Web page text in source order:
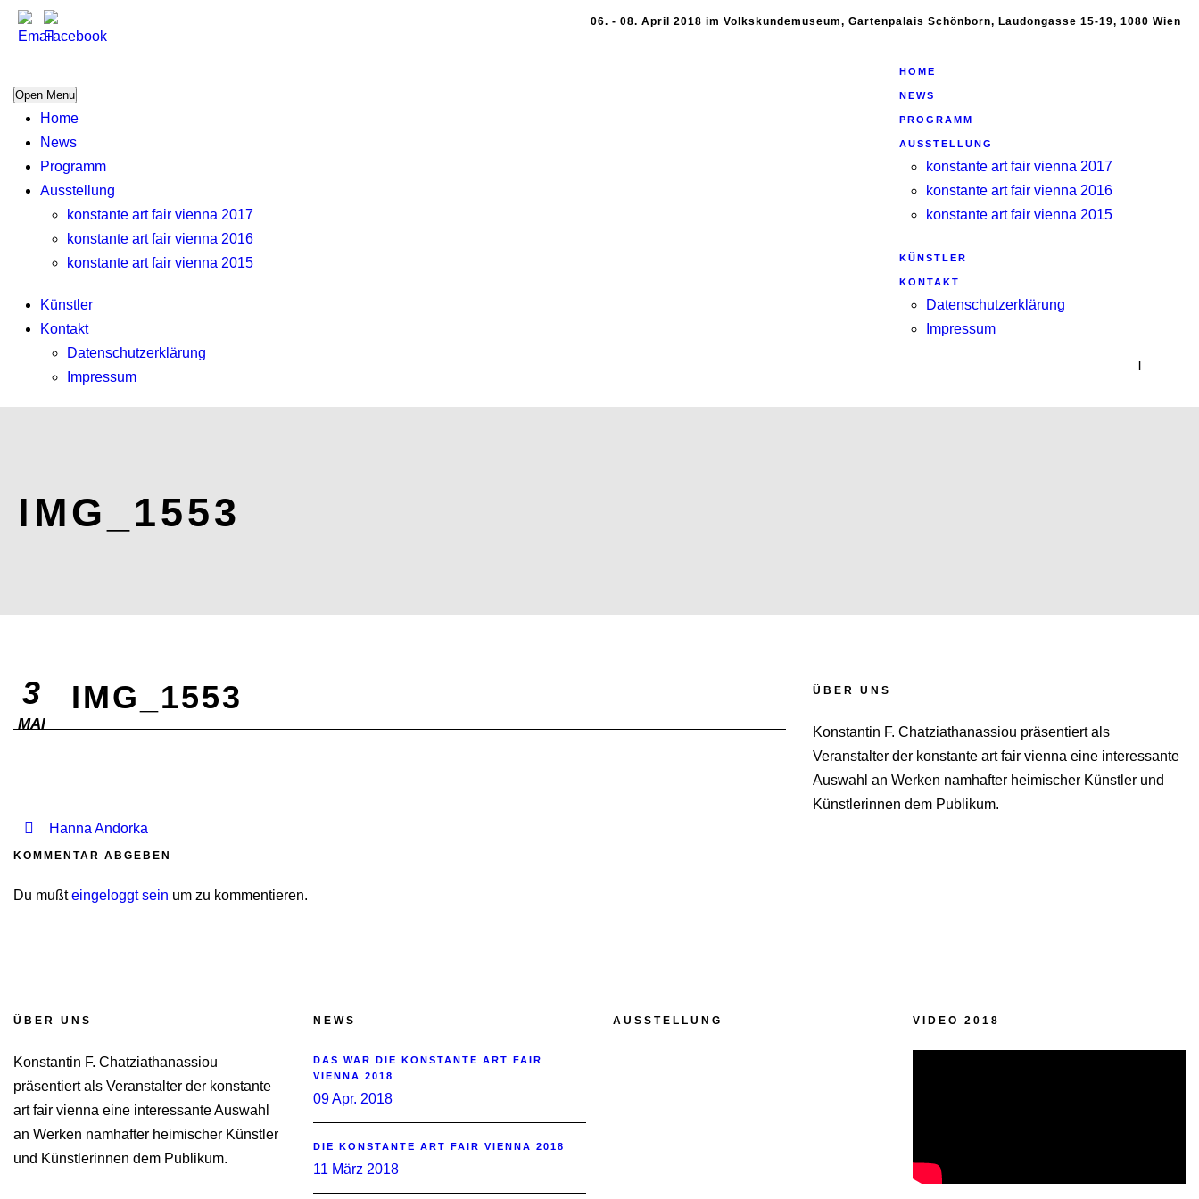
06. - 08. April 2018 im Volkskundemuseum, Gartenpalais Schönborn, Laudongasse 15-19, 1080 Wien
Open Menu
Home
News
Programm
Ausstellung
konstante art fair vienna 2017
konstante art fair vienna 2016
konstante art fair vienna 2015
Künstler
Kontakt
Datenschutzerklärung
Impressum
HOME
NEWS
PROGRAMM
AUSSTELLUNG
konstante art fair vienna 2017
konstante art fair vienna 2016
konstante art fair vienna 2015
KÜNSTLER
KONTAKT
Datenschutzerklärung
Impressum
|
IMG_1553
3
MAI
IMG_1553
Hanna Andorka
KOMMENTAR ABGEBEN
Du mußteingeloggt sein um zu kommentieren.
ÜBER UNS
Konstantin F. Chatziathanassiou präsentiert als
Veranstalter der konstante art fair vienna eine interessante
Auswahl an Werken namhafter heimischer Künstler und
Künstlerinnen dem Publikum.
ÜBER UNS
Konstantin F. Chatziathanassiou
präsentiert als Veranstalter der konstante
art fair vienna eine interessante Auswahl
an Werken namhafter heimischer Künstler
und Künstlerinnen dem Publikum.
NEWS
DAS WAR DIE KONSTANTE ART FAIR
VIENNA 2018
09 Apr. 2018
DIE KONSTANTE ART FAIR VIENNA 2018
11 März 2018
AUSSTELLUNG VIDEO 2018